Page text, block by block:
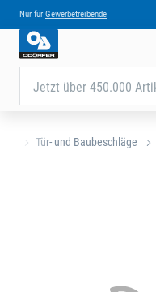
Nur für Gewerbetreibende
Jetzt über 450.000
Tür- und Baubeschläge